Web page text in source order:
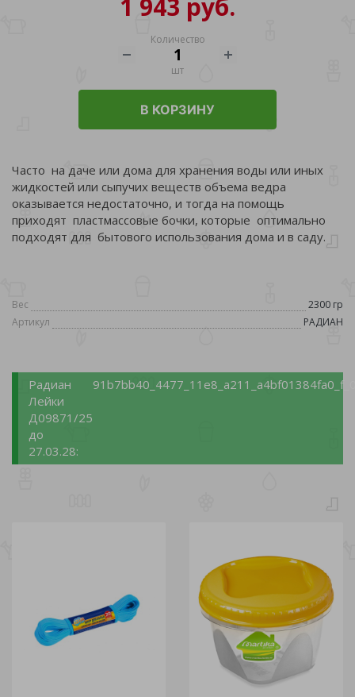
1 943 руб.
Количество
шт
В КОРЗИНУ
Часто на даче или дома для хранения воды или иных
жидкостей или сыпучих веществ объема ведра
оказывается недостаточно, и тогда на помощь
приходят пластмассовые бочки, которые оптимально
подходят для бытового использования дома и в саду.
Вес
2300 гр
Артикул
РАДИАН
Радиан
Лейки
Д09871/25
до
27.03.28: